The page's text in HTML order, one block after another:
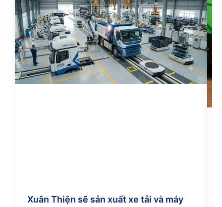
Xuân Thiện sẽ sản xuất xe tải và máy